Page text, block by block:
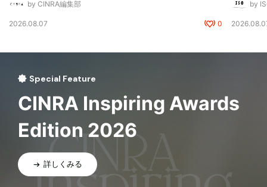
by CINRA編集部
2026.08.07 0
by
Special Feature
CINRA Inspiring Awards
Edition 2026
詳しくみる